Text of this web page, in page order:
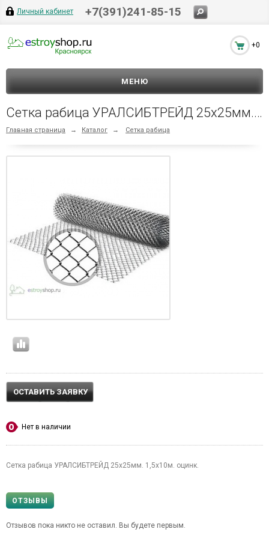
Личный кабинет +7(391)241-85-15
+0
МЕНЮ
Сетка рабица УРАЛСИБТРЕЙД 25х25мм. 1,5х10м. оцинк.
Главная страница → Каталог → Сетка рабица
ОСТАВИТЬ ЗАЯВКУ
Нет в наличии
Сетка рабица УРАЛСИБТРЕЙД 25х25мм. 1,5х10м. оцинк.
ОТЗЫВЫ
Отзывов пока никто не оставил. Вы будете первым.